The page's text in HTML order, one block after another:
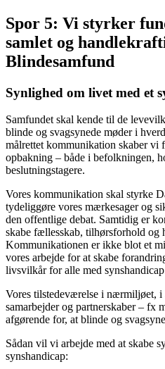
Spor 5: Vi styrker
samlet og
Blindesamfund
Synlighed om livet med et
Samfundet skal kende til de
blinde og svagsynede møder i
målrettet kommunikation skaber vi
opbakning – både i befolkningen,
beslutningstagere.
Vores kommunikation skal styrke
tydeliggøre vores mærkesager og
den offentlige debat. Samtidig er
skabe fællesskab, tilhørsforhold og
Kommunikationen er ikke blot et
vores arbejde for at skabe
livsvilkår for alle med
Vores tilstedeværelse i nærmiljøet, i
samarbejder og partnerskaber – fx
afgørende for, at blinde og
Sådan vil vi arbejde med at skabe
synshandicap: